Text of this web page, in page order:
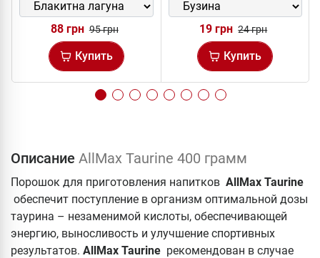
88 грн 95 грн
Купить
19 грн 24 грн
Купить
Описание AllMax Taurine 400 грамм
Порошок для приготовления напитков AllMax Taurine
обеспечит поступление в организм оптимальной дозы
таурина – незаменимой кислоты, обеспечивающей
энергию, выносливость и улучшение спортивных
результатов. AllMax Taurine рекомендован в случае